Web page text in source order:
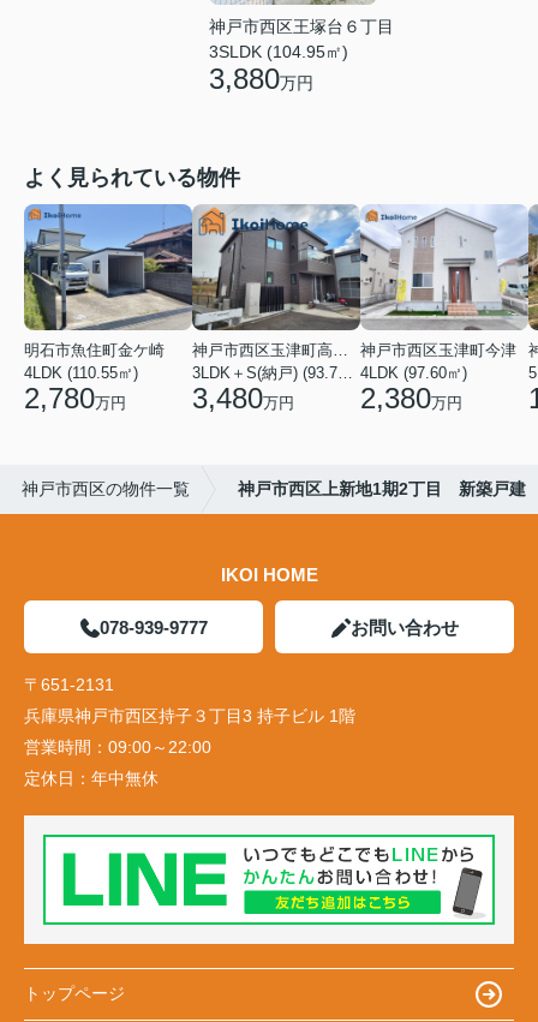
神戸市西区王塚台６丁目
3SLDK (104.95㎡)
3,880万円
よく見られている物件
明石市魚住町金ケ崎
4LDK (110.55㎡)
2,780万円 3,480万円
神戸市西区玉津町今津
4LDK (97.60㎡)
2,380万円
神戸市西区の物件一覧 神戸市西区上新地1期2丁目 新築戸建
IKOI HOME
078-939-9777 お問い合わせ
〒651-2131
兵庫県神戸市西区持子３丁目3 持子ビル 1階
営業時間： 09:00～22:00
定休日： 年中無休
トップページ